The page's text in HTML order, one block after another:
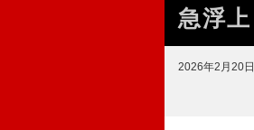
急浮上
2026年2月20